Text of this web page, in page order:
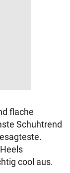
flache
Schuhtrend
cool aus.